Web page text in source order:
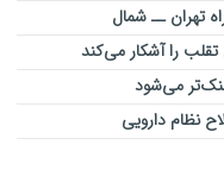
تهران ــ شمال
می‌شود
نظام دارویی